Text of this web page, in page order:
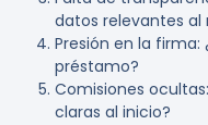
datos relevantes
Presión en la firma:
préstamo?
Comisiones ocultas
claras al inicio?